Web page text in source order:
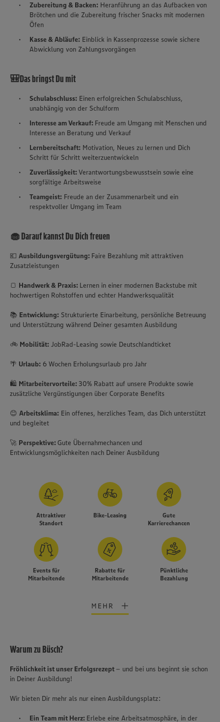
Zubereitung & Backen: Heranführung an das Aufbacken von
Brötchen und die Zubereitung frischer Snacks mit modernen
Öfen
Kasse & Abläufe: Einblick in Kassenprozesse sowie sichere
Abwicklung von Zahlungsvorgängen
🎒Das bringst Du mit
Schulabschluss: Einen erfolgreichen Schulabschluss,
unabhängig von der Schulform
Interesse am Verkauf: Freude am Umgang mit Menschen und
Interesse an Beratung und Verkauf
Lernbereitschaft: Motivation, Neues zu lernen und Dich
Schritt für Schritt weiterzuentwickeln
Zuverlässigkeit:Verantwortungsbewusstsein sowie eine
sorgfältige Arbeitsweise
Teamgeist: Freude an der Zusammenarbeit und ein
respektvoller Umgang im Team
🧁 Darauf kannst Du Dich freuen
💶 Ausbildungsvergütung: Faire Bezahlung mit attraktiven
Zusatzleistungen
🍞 Handwerk & Praxis: Lernen in einer modernen Backstube mit
hochwertigen Rohstoffen und echter Handwerksqualität
📚 Entwicklung: Strukturierte Einarbeitung, persönliche Betreuung
und Unterstützung während Deiner gesamten Ausbildung
🚲 Mobilität: JobRad-Leasing sowie Deutschlandticket
🌴 Urlaub: 6 Wochen Erholungsurlaub pro Jahr
🛍️ Mitarbeitervorteile: 30% Rabatt auf unsere Produkte sowie
zusätzliche Vergünstigungen über Corporate Benefits
😊 Arbeitsklima: Ein offenes, herzliches Team, das Dich unterstützt
und begleitet
🚀 Perspektive:Gute Übernahmechancen und
Entwicklungsmöglichkeiten nach Deiner Ausbildung
Attraktiver
Standort
Bike-Leasing
Gute
Karrierechancen
Events für
Mitarbeitende
Rabatte für
Mitarbeitende
Pünktliche
Bezahlung
MEHR
Warum zu Büsch?
Fröhlichkeit ist unser Erfolgsrezept – und bei uns beginnt sie schon
in Deiner Ausbildung!
Wir bieten Dir mehr als nur einen Ausbildungsplatz:
Ein Team mit Herz: Erlebe eine Arbeitsatmosphäre, in der